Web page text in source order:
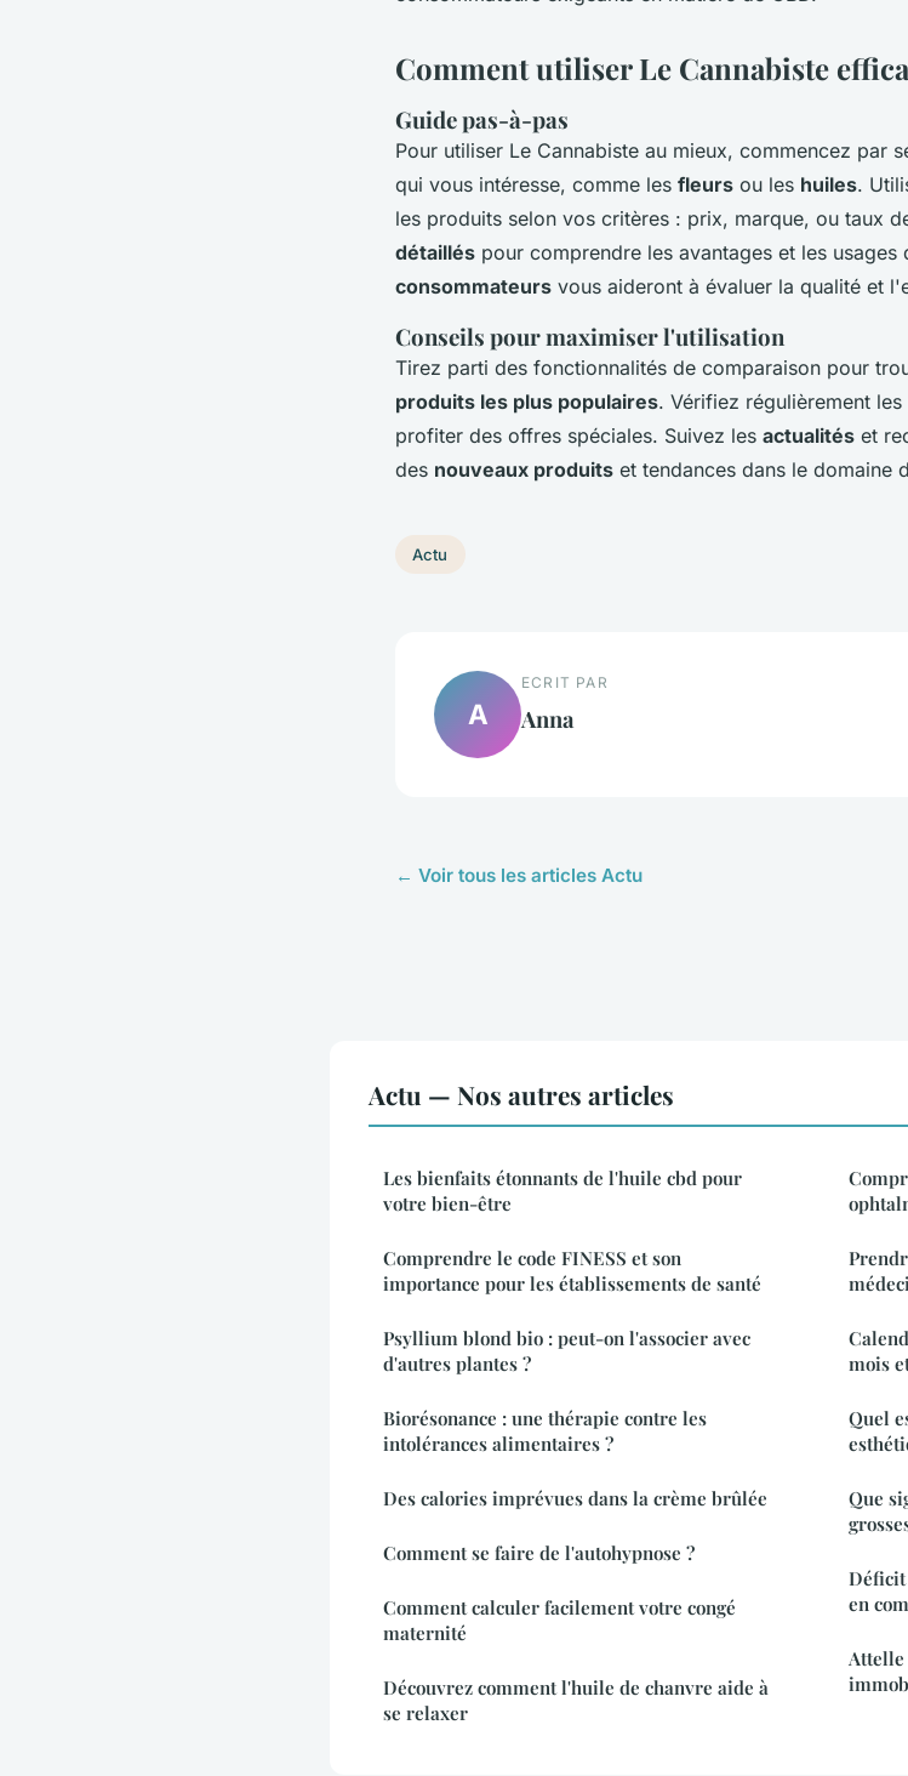
Comment utiliser Le Cannabiste
Guide pas-à-pas
Pour utiliser Le Cannabiste au mieux, commencez par
qui vous intéresse, comme les fleurs ou les huiles.
les produits selon vos critères : prix, marque, ou taux
détaillés pour comprendre les avantages et les usages
consommateurs vous aideront à évaluer la qualité et
Conseils pour maximiser l'utilisation
Tirez parti des fonctionnalités de comparaison pour
produits les plus populaires. Vérifiez régulièrement les
profiter des offres spéciales. Suivez les actualités et
des nouveaux produits et tendances dans le domaine
Actu
A
ECRIT PAR
Anna
← Voir tous les articles Actu
Actu — Nos autres articles
Les bienfaits étonnants de l'huile cbd pour
votre bien-être
Comprendre le code FINESS et son
importance pour les établissements de santé
Psyllium blond bio : peut-on l'associer avec
d'autres plantes ?
Biorésonance : une thérapie contre les
intolérances alimentaires ?
Des calories imprévues dans la crème brûlée
Comment se faire de l'autohypnose ?
Comment calculer facilement votre congé
maternité
Découvrez comment l'huile de chanvre aide à
se relaxer
mois
Quel
Que
Déficit
en